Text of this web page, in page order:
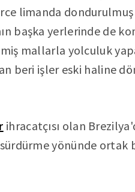
limanda
başka yerlerinde de
mallarla yolculuk
beri işler eski haline
ihracatçısı olan
yönünde ortak